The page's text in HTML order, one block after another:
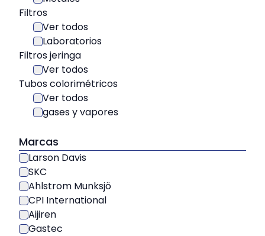
Filtros
Ver todos
Laboratorios
Filtros jeringa
Ver todos
Tubos colorimétricos
Ver todos
gases y vapores
Marcas
Larson Davis
SKC
Ahlstrom Munksjö
CPI International
Aijiren
Gastec